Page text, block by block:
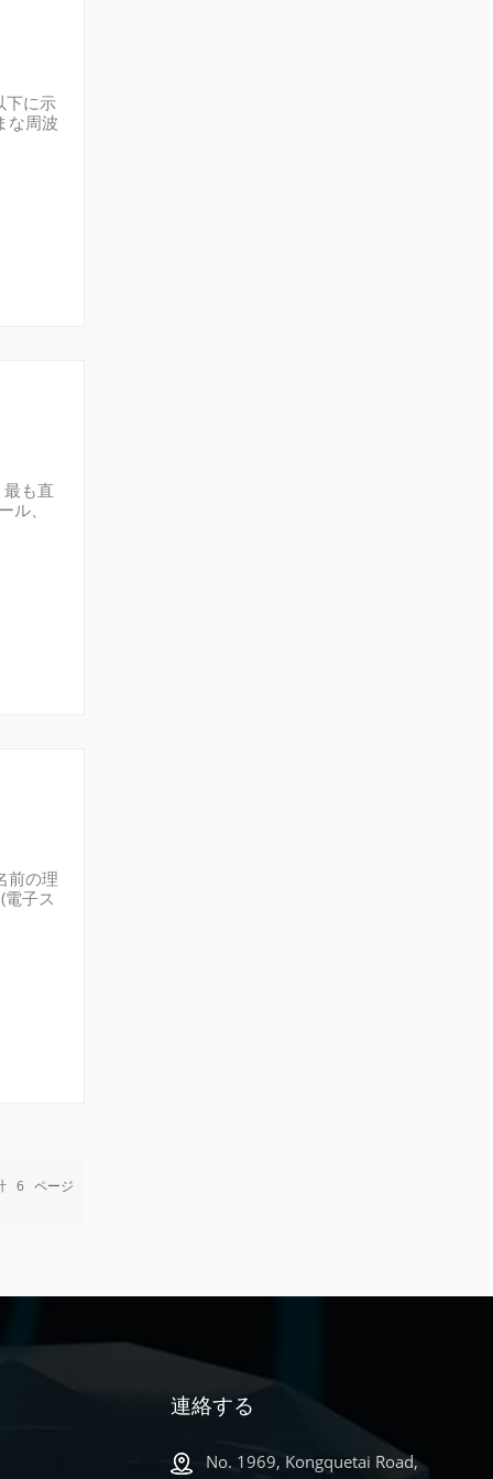
下に示
な周波
場強
も直
ル、
ック
前の理
子ス
収
6 ページ
連絡する
No. 1969, Kongquetai Road,